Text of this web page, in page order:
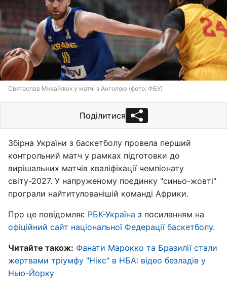
Святослав Михайлюк у матчі з Анголою (фото: ФБУ)
Поділитися
Збірна України з баскетболу провела перший
контрольний матч у рамках підготовки до
вирішальних матчів кваліфікації чемпіонату
світу-2027. У напруженому поєдинку "синьо-жовті"
програли найтитулованішій команді Африки.
Про це повідомляє РБК-Україна з посиланням на
офіційний сайт національної Федерації баскетболу.
Читайте також: Фанати Марокко та Бразилії стали
жертвами тріумфу "Нікс" в НБА: відео безладів у
Нью-Йорку